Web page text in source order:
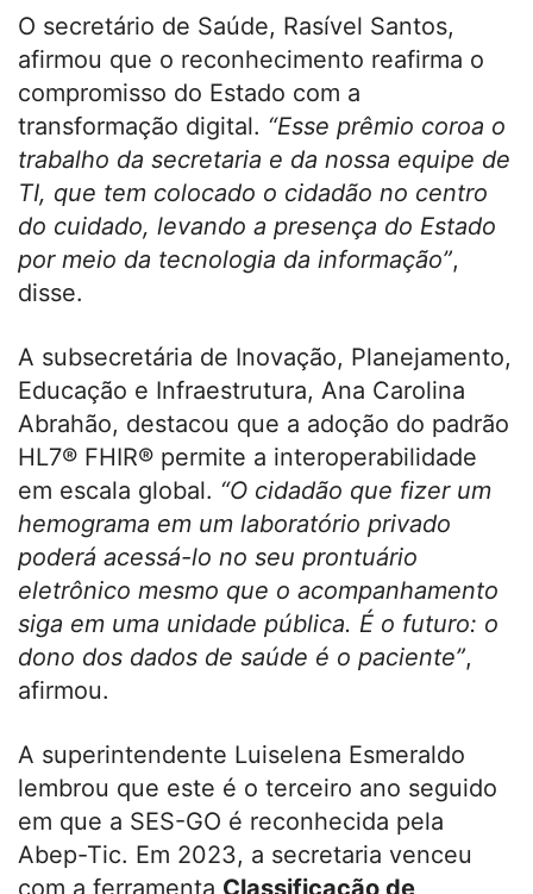
O secretário de Saúde, Rasível Santos,
afirmou que o reconhecimento reafirma o
compromisso do Estado com a
transformação digital. “Esse prêmio coroa o
trabalho da secretaria e da nossa equipe de
TI, que tem colocado o cidadão no centro
do cuidado, levando a presença do Estado
por meio da tecnologia da informação”,
disse.
A subsecretária de Inovação, Planejamento,
Educação e Infraestrutura, Ana Carolina
Abrahão, destacou que a adoção do padrão
HL7®️ FHIR®️ permite a interoperabilidade
em escala global. “O cidadão que fizer um
hemograma em um laboratório privado
poderá acessá-lo no seu prontuário
eletrônico mesmo que o acompanhamento
siga em uma unidade pública. É o futuro: o
dono dos dados de saúde é o paciente”,
afirmou.
A superintendente Luiselena Esmeraldo
lembrou que este é o terceiro ano seguido
em que a SES-GO é reconhecida pela
Abep-Tic. Em 2023, a secretaria venceu
com a ferramenta Classificação de